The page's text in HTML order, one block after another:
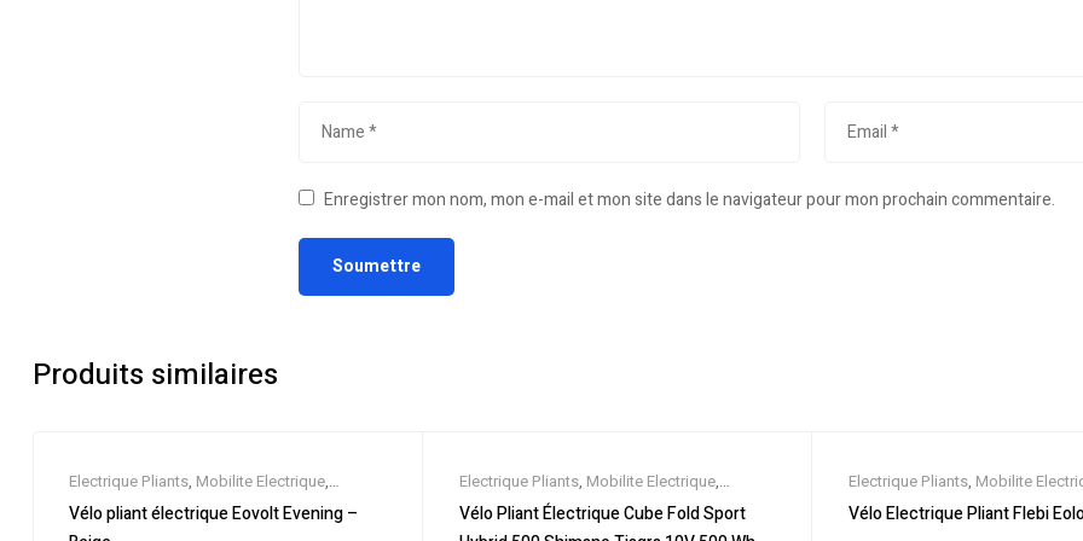
Enregistrer mon nom, mon e-mail et mon site dans le navigateur pour mon prochain commentaire.
Produits similaires
Electrique Pliants, Mobilite Electrique,
Nouveautes,Promos & Soldes,Vélo
électrique ville
Vélo pliant électrique Eovolt Evening –
Electrique Pliants, Mobilite Electrique,
Nouveautes,Promos & Soldes,Vélo
électrique ville,Velos Electriques
Vélo Pliant Électrique Cube Fold Sport
Electrique Pliants, Mobilite
Nouveautes,Promos & Soldes,
Vélo Electrique Pliant Flebi